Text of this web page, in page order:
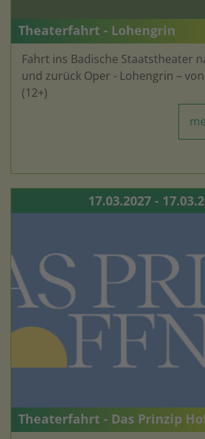
Theaterfahrt - Lohengrin
Fahrt ins Badische Staatstheater
und zurück Oper - Lohengrin –
(12+)
17.03.2027 -
Theaterfahrt - Das Prinzip